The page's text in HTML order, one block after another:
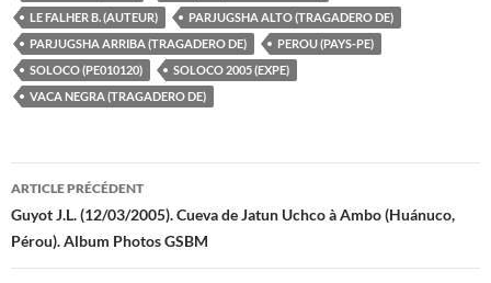
LE FALHER B. (AUTEUR)
PARJUGSHA ALTO (TRAGADERO DE)
PARJUGSHA ARRIBA (TRAGADERO DE)
PEROU (PAYS-PE)
SOLOCO (PE010120)
SOLOCO 2005 (EXPE)
VACA NEGRA (TRAGADERO DE)
Navigation
des
articles
ARTICLE PRÉCÉDENT
Guyot J.L. (12/03/2005). Cueva de Jatun Uchco à Ambo (Huánuco,
Pérou). Album Photos GSBM